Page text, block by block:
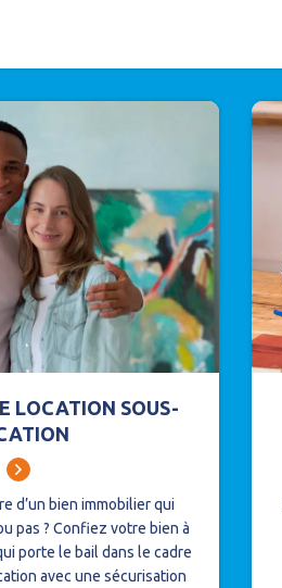
LOCATION SOUS-
d’un bien immobilier qui
pas ? Confiez votre bien à
porte le bail dans le cadre
avec une sécurisation